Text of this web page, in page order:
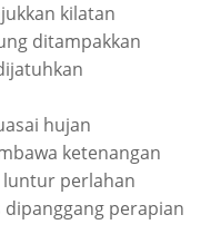
kilatan
ditampakkan
hujan
ketenangan
perlahan
perapian